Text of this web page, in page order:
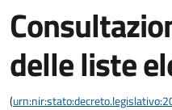
delle liste
(